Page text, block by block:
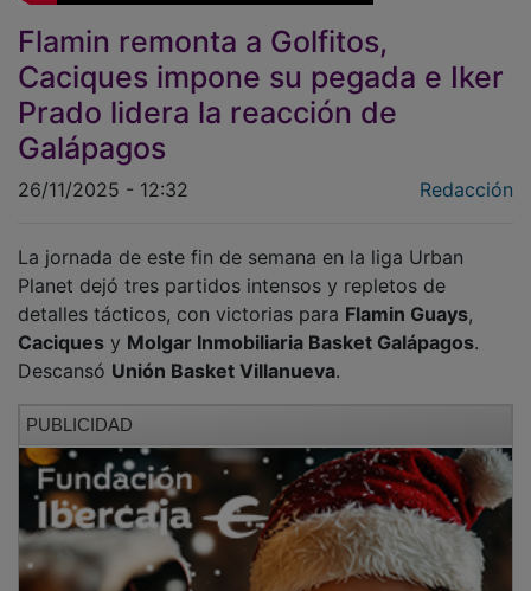
Flamin remonta a Golfitos,
Caciques impone su pegada e Iker
Prado lidera la reacción de
Galápagos
26/11/2025 - 12:32
Planet dejó tres partidos intensos y repletos de
detalles tácticos, con victorias para Flamin Guays
CaciquesyMolgar Inmobiliaria Basket Galápagos
Descansó Unión Basket Villanueva.